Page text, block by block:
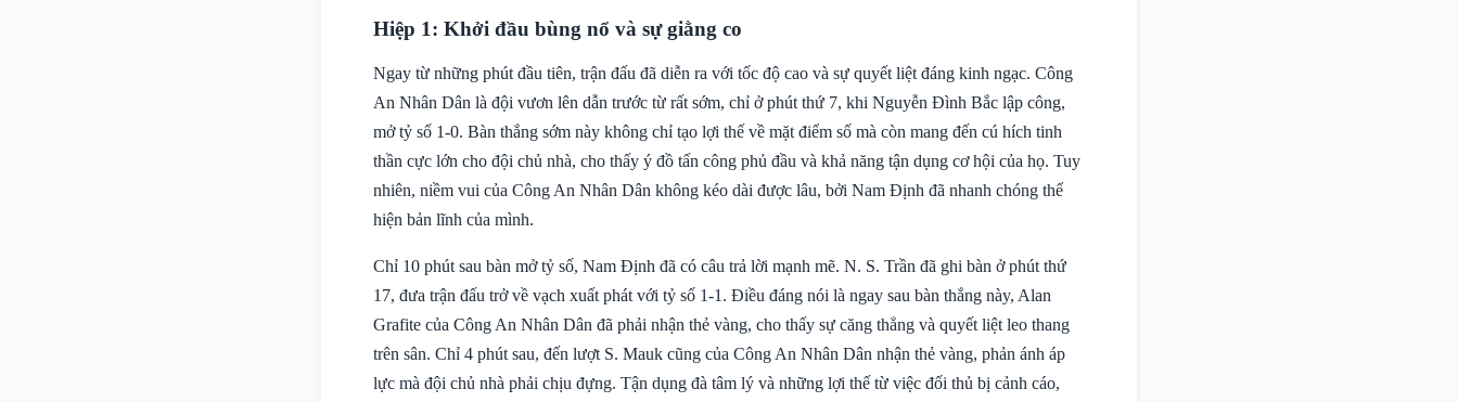
Hiệp 1: Khởi đầu bùng nổ và sự giằng co
Ngay từ những phút đầu tiên, trận đấu đã diễn ra với tốc độ cao và sự quyết liệt đáng kinh ngạc. Công
An Nhân Dân là đội vươn lên dẫn trước từ rất sớm, chỉ ở phút thứ 7, khi Nguyễn Đình Bắc lập công,
mở tỷ số 1-0. Bàn thắng sớm này không chỉ tạo lợi thế về mặt điểm số mà còn mang đến cú hích tinh
thần cực lớn cho đội chủ nhà, cho thấy ý đồ tấn công phủ đầu và khả năng tận dụng cơ hội của họ. Tuy
nhiên, niềm vui của Công An Nhân Dân không kéo dài được lâu, bởi Nam Định đã nhanh chóng thể
hiện bản lĩnh của mình.
Chỉ 10 phút sau bàn mở tỷ số, Nam Định đã có câu trả lời mạnh mẽ. N. S. Trần đã ghi bàn ở phút thứ
17, đưa trận đấu trở về vạch xuất phát với tỷ số 1-1. Điều đáng nói là ngay sau bàn thắng này, Alan
Grafite của Công An Nhân Dân đã phải nhận thẻ vàng, cho thấy sự căng thẳng và quyết liệt leo thang
trên sân. Chỉ 4 phút sau, đến lượt S. Mauk cũng của Công An Nhân Dân nhận thẻ vàng, phản ánh áp
lực mà đội chủ nhà phải chịu đựng. Tận dụng đà tâm lý và những lợi thế từ việc đối thủ bị cảnh cáo,